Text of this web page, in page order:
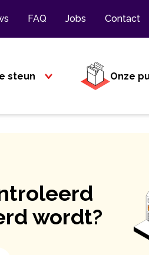
FAQ Jobs Contact
steun Onze
wordt?